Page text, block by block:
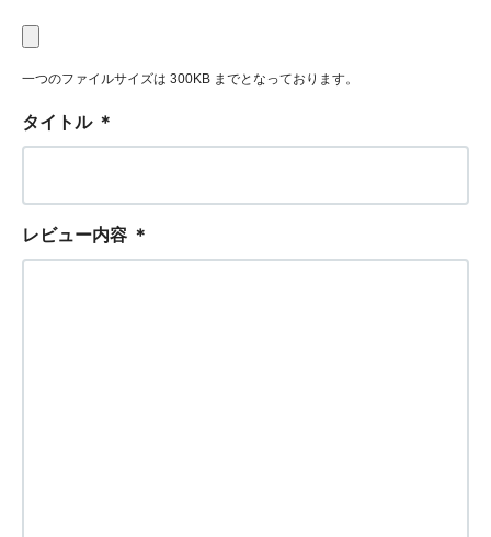
一つのファイルサイズは 300KB までとなっております。
タイトル ＊
レビュー内容 ＊